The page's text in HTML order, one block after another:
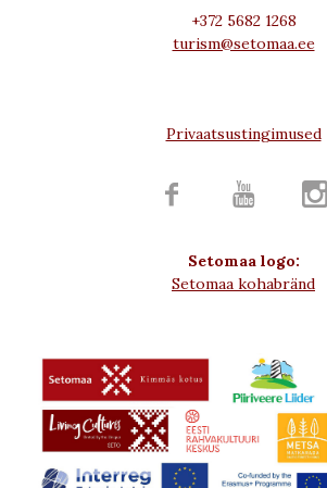
+372 5682 1268
turism@setomaa.ee
Privaatsustingimused
  
Setomaa logo:
Setomaa kohabränd